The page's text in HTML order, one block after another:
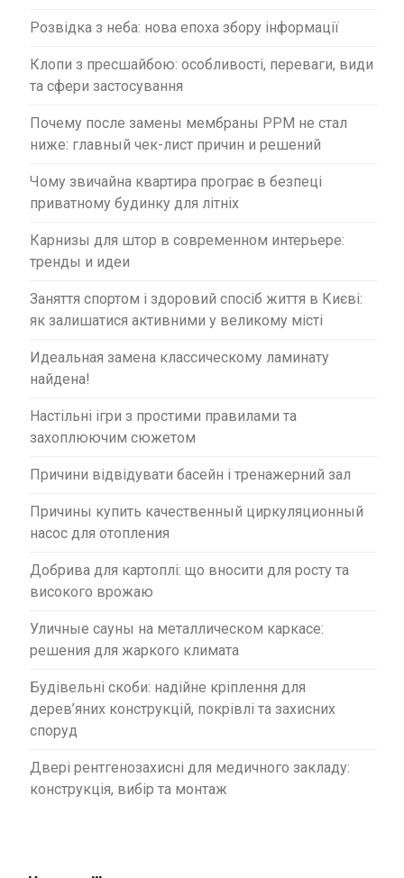
Розвідка з неба: нова епоха збору інформації
Клопи з пресшайбою: особливості, переваги, види
та сфери застосування
Почему после замены мембраны PPM не стал
ниже: главный чек-лист причин и решений
Чому звичайна квартира програє в безпеці
приватному будинку для літніх
Карнизы для штор в современном интерьере:
тренды и идеи
Заняття спортом і здоровий спосіб життя в Києві:
як залишатися активними у великому місті
Идеальная замена классическому ламинату
найдена!
Настільні ігри з простими правилами та
захоплюючим сюжетом
Причини відвідувати басейн і тренажерний зал
Причины купить качественный циркуляционный
насос для отопления
Добрива для картоплі: що вносити для росту та
високого врожаю
Уличные сауны на металлическом каркасе:
решения для жаркого климата
Будівельні скоби: надійне кріплення для
дерев’яних конструкцій, покрівлі та захисних
споруд
Двері рентгенозахисні для медичного закладу:
конструкція, вибір та монтаж